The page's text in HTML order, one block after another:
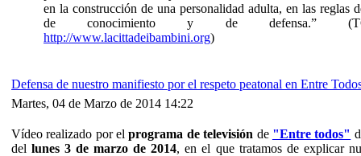
en la construcción de una personalidad adulta, en las reglas
de conocimiento y de defensa.”
http://www.lacittadeibambini.org)
Defensa de nuestro manifiesto por el respeto peatonal en Entre
Martes, 04 de Marzo de 2014 14:22
Vídeo realizado por elprograma de televisión de "Entre todos"
dellunes 3 de marzo de 2014, en el que tratamos de explicar